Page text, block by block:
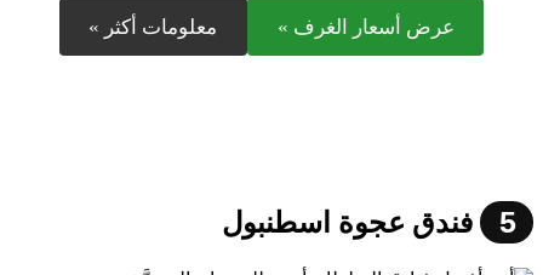
عرض أسعار الغرف » معلومات أكثر »
5 فندق عجوة اسطنبول